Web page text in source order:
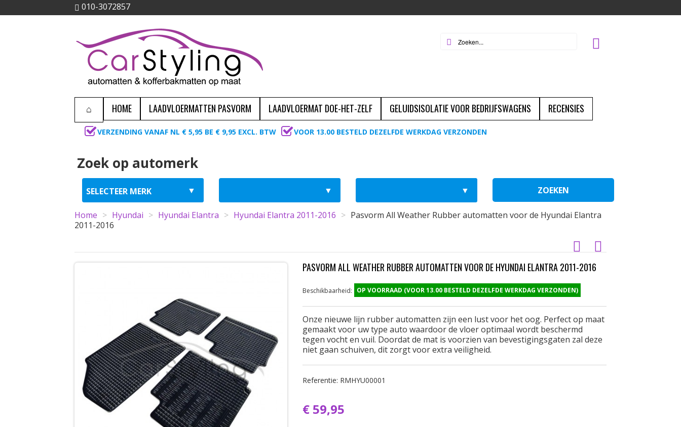
010-3072857
HOME LAADVLOERMATTEN PASVORM LAADVLOERMAT DOE-HET-ZELF GELUIDSISOLATIE VOOR BEDRIJFSWAGENS RECENSIES
VERZENDING VANAF NL € 5,95 BE € 9,95 EXCL. BTW VOOR 13.00 BESTELD DEZELFDE WERKDAG VERZONDEN
Zoek op automerk
ZOEKEN
Home > Hyundai > Hyundai Elantra > Hyundai Elantra 2011-2016 > Pasvorm All Weather Rubber automatten voor de Hyundai Elantra
2011-2016
PASVORM ALL WEATHER RUBBER AUTOMATTEN VOOR DE HYUNDAI ELANTRA 2011-2016
Beschikbaarheid: OP VOORRAAD (VOOR 13.00 BESTELD DEZELFDE WERKDAG VERZONDEN)
Onze nieuwe lijn rubber automatten zijn een lust voor het oog. Perfect op maat
gemaakt voor uw type auto waardoor de vloer optimaal wordt beschermd
tegen vocht en vuil. Doordat de mat is voorzien van bevestigingsgaten zal deze
niet gaan schuiven, dit zorgt voor extra veiligheid.
Referentie: RMHYU00001
€ 59,95